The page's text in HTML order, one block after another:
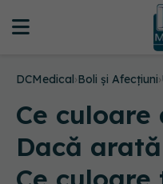
DCMedical›Boli și Afecțiuni›
Ce
Dacă